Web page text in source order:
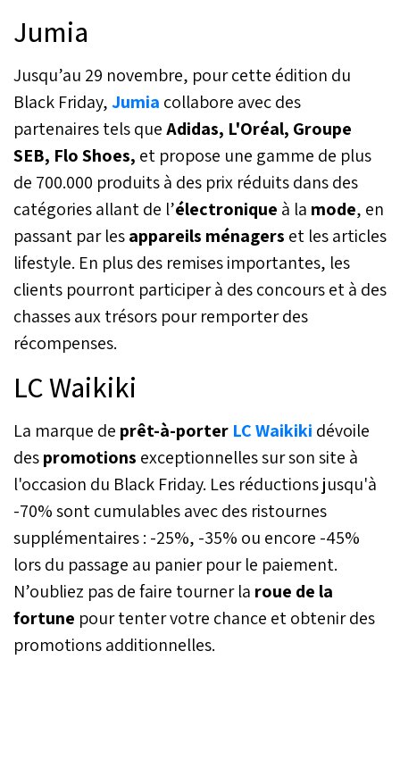
Jumia
Jusqu’au 29 novembre, pour cette édition du
Black Friday,Jumia collabore avec des
partenaires tels queAdidas, L'Oréal, Groupe
SEB, Flo Shoes, et propose une gamme de plus
de 700.000 produits à des prix réduits dans des
catégories allant de l’électronique à la mode, en
passant par lesappareils ménagers et les articles
lifestyle. En plus des remises importantes, les
clients pourront participer à des concours et à des
chasses aux trésors pour remporter des
récompenses.
LC Waikiki
La marque de prêt-à-porter LC Waikiki dévoile
despromotions exceptionnelles sur son site à
l'occasion du Black Friday. Les réductions jusqu'à
-70% sont cumulables avec des ristournes
supplémentaires : -25%, -35% ou encore -45%
lors du passage au panier pour le paiement.
N’oubliez pas de faire tourner la roue de la
fortune pour tenter votre chance et obtenir des
promotions additionnelles.